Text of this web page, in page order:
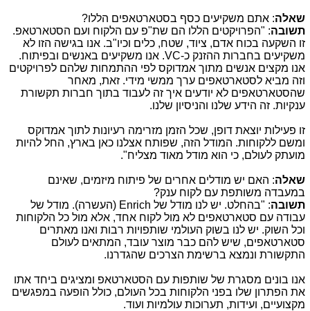
שאלה: אתם משקיעים כסף בסטארטאפים הללו?
תשובה: "הפרויקטים הללו הם שת"פ עם הלקוח ועם הסטארטאפ.
זו השקעה בכוח אדם, ציוד, שטח, כלים וכיו"ב. אנו בגישה הזו לא
משקיעים בחברות ההזנק כ-VC. אנו משקיעים באנשים ובפיתוח.
אנו מקצים אנשים מתוך אמדוקס לפי ההתמחות שלהם לפרויקטים
וזה מביא לסטארטאפים ערך ממשי מידי. זאת, מאחר
שהסטארטאפים לא יודעים איך זה לעבוד בתוך חברות תקשורת
ענקיות. זה הידע שלנו והניסיון שלנו.
זו פעילות יוצאת דופן, שכל הזמן מזרימה רעיונות לתוך אמדוקס
ומשם ללקוחות. המודל הזה, שפותח אצלנו כאן בארץ, החל להיות
מועתק לעולם, כי הוא מודל מאוד מצליח".
שאלה: האם יש מודלים אחרים של פיתוח מיזמים, שאינם
במעבדה משותפת עם לקוח ענק?
תשובה: "בהחלט. יש לנו מודל של Enrich (העשרה). מודל של
עבודה עם סטארטאפים לא מול לקוח אחד, אלא מול כל הלקוחות
וכל השוק. יש לנו בשוק העולמי שותפויות רבות ואנו מאתרים
סטארטאפים, שיש להם כבר מוצר עובד, המתאים לעולם
התקשורת ונמצא ברשימת הצרכים שהגדרנו.
אנו בונים מסגרת של שותפות עם הסטארטאפ ומציגים ביחד אתו
את הפתרון שלו בפני הלקוחות בכל העולם, כולל הופעה במפגשים
מקצועיים, ועידות, תערוכות עולמיות ועוד.